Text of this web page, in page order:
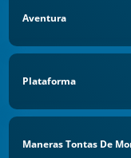
Aventura
Plataforma
Maneras Tontas De